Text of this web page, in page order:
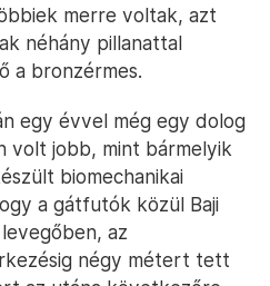
merre voltak, azt
néhány pillanattal
a bronzérmes.
egy évvel még egy dolog
volt jobb, mint bármelyik
biomechanikai
a gátfutók közül Baji
az
négy métert tett